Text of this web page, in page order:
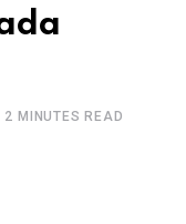
2 MINUTES READ